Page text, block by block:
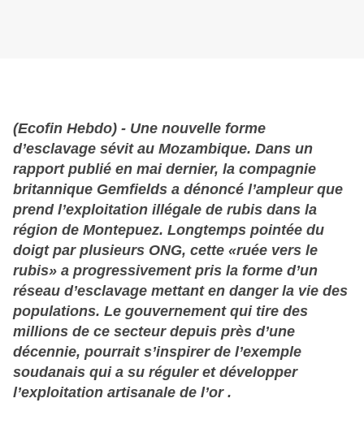
(Ecofin Hebdo) - Une nouvelle forme
d’esclavage sévit au Mozambique. Dans un
rapport publié en mai dernier, la compagnie
britannique Gemfields a dénoncé l’ampleur que
prend l’exploitation illégale de rubis dans la
région de Montepuez. Longtemps pointée du
doigt par plusieurs ONG, cette «ruée vers le
rubis» a progressivement pris la forme d’un
réseau d’esclavage mettant en danger la vie des
populations. Le gouvernement qui tire des
millions de ce secteur depuis près d’une
décennie, pourrait s’inspirer de l’exemple
soudanais qui a su réguler et développer
l’exploitation artisanale de l’or .